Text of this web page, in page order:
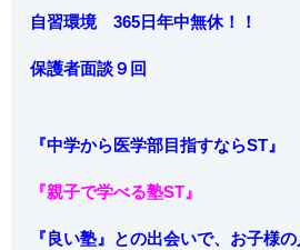
自習環境 365日年中無休！！
保護者面談９回
『中学から医学部目指すならST』
『親子で学べる塾ST』
『良い塾』との出会いで、お子様の